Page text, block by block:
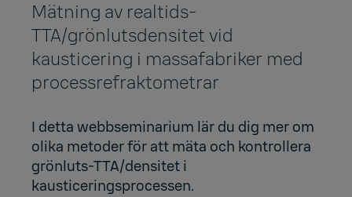
Mätning av realtids-
TTA/grönlutsdensitet vid
kausticering i massafabriker med
processrefraktometrar
I detta webbseminarium lär du dig mer om
olika metoder för att mäta och kontrollera
grönluts-TTA/densitet i
kausticeringsprocessen.